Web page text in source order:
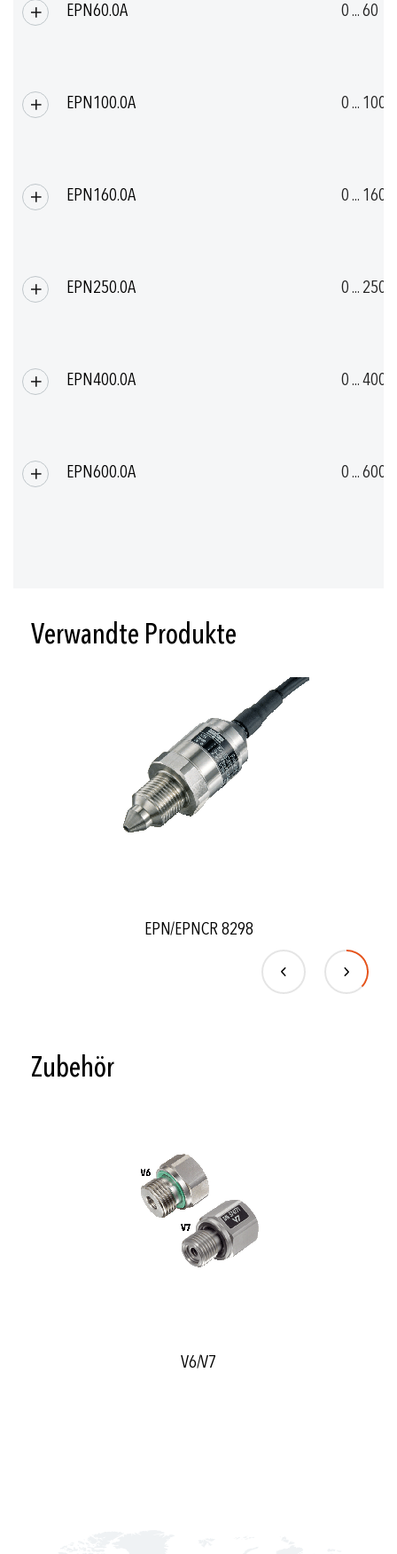
EPN60.0A 0 ... 60
EPN100.0A 0 ... 100
EPN160.0A 0 ... 160
EPN250.0A 0 ... 250
EPN400.0A 0 ... 400
EPN600.0A 0 ... 600
Verwandte Produkte
EPN/EPNCR 8298
Zubehör
V6/V7